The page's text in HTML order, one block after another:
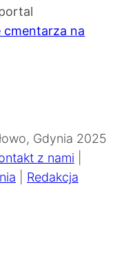
cmentarza na
Gdynia 2025
z nami
Redakcja